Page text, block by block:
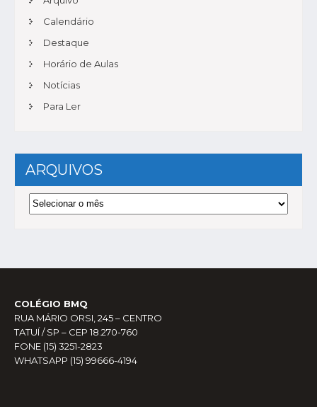
Calendário
Destaque
Horário de Aulas
Notícias
Para Ler
ARQUIVOS
Arquivos
COLÉGIO BMQ
RUA MÁRIO ORSI, 245 – CENTRO
TATUÍ / SP – CEP 18.270-760
FONE (15) 3251-2823
WHATSAPP (15) 99666-4194